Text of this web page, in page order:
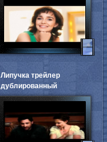
Липучка трейлер
дублированный